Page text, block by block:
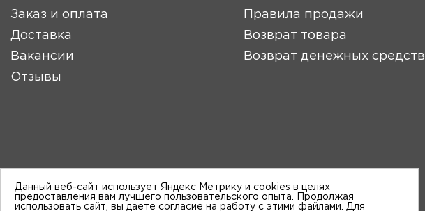
Заказ и оплата
Доставка
Вакансии
Отзывы
Правила продажи
Возврат товара
Возврат денежных средств
Данный веб-сайт использует Яндекс Метрику и cookies в целях
предоставления вам лучшего пользовательского опыта. Продолжая
использовать сайт, вы даете согласие на работу с этими файлами. Для